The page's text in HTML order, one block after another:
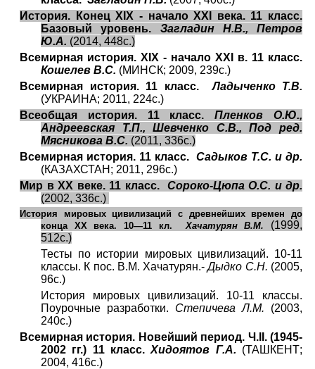
История. Конец XIX - начало XXI века. 11 класс.
Базовый уровень. Загладин Н.В., Петров
Ю.А. (2014, 448с.)
Всемирная история. XIX - начало XXI в. 11 класс.
Кошелев В.С. (МИНСК; 2009, 239с.)
Всемирная история. 11 класс.Ладыченко Т.В.
(УКРАИНА; 2011, 224с.)
Всеобщая история. 11 класс.Пленков О.Ю.,
Андреевская Т.П., Шевченко С.В., Под ред.
Мясникова В.С. (2011, 336с.)
Всемирная история. 11 класс. Садыков Т.С. и др.
(КАЗАХСТАН; 2011, 296с.)
Мир в XX веке. 11 класс. Сороко-Цюпа О.С. и др.
(2002, 336с.)
История мировых цивилизаций с древнейших времен до
конца XXвека. 10—11 кл.Хачатурян В.М.
(1999,
512с.)
Тесты по истории мировых цивилизаций. 10-11
классы. К пос. В.М. Хачатурян.-Дыдко С.Н. (2005,
96с.)
История мировых цивилизаций. 10-11 классы.
Поурочные разработки. Степичева Л.М. (2003,
240с.)
Всемирная история. Новейший период. Ч.II. (1945-
2002 гг.) 11 класс.Хидоятов Г.А. (ТАШКЕНТ;
2004, 416с.)